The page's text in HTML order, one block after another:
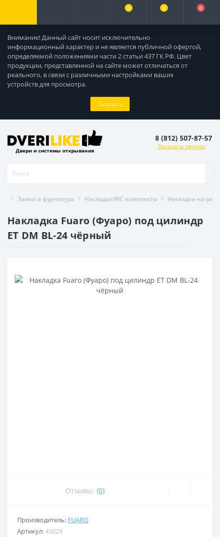
Внимание! Данный сайт носит исключительно
информационный характер и не является публичной офертой,
определяемой положениями части 2 статьи 437 ГК РФ. Цвет
продукции, представленной на сайте может отличаться от
реального, в связи с различными настройками ваших
устройств для просмотра.
Закрыть
0 0 0
Двери и системы открывания
8 (812) 507-87-57
Заказать звонок
Замки и фурнитура Накладки/WC-комплекты Накладки на
Накладка Fuaro (Фуаро) под цилиндр
ET DM BL-24 чёрный
Отзывы: (0)
Производитель: FUARO
Артикул:43029